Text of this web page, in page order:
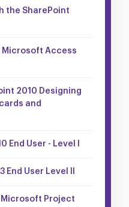
the SharePoint
Access
2010 Designing
and
End User - Level I
End User Level II
Project